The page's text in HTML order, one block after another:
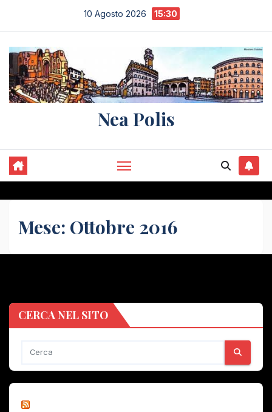
contenuto
10 Agosto 2026 15:30
Nea Polis
Mese: Ottobre 2016
CERCA NEL SITO